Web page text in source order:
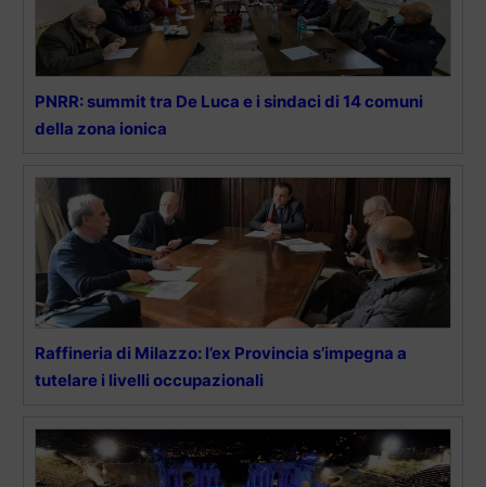
PNRR: summit tra De Luca e i sindaci di 14 comuni
della zona ionica
Raffineria di Milazzo: l’ex Provincia s’impegna a
tutelare i livelli occupazionali